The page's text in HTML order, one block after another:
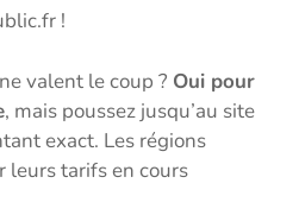
!
valent le coup ? Oui pour
, mais poussez jusqu’au site
exact. Les régions
leurs tarifs en cours